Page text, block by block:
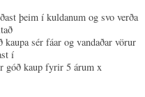
þeim í kuldanum og svo verða
sér fáar og vandaðar vörur
í
góð kaup fyrir 5 árum x